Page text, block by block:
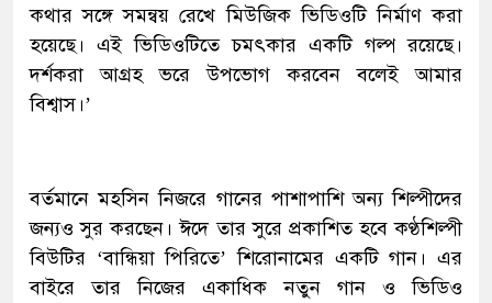
কথার সঙ্গে সমন্বয় রেখে মিউজিক ভিডিওটি নির্মাণ করা
হয়েছে। এই ভিডিওটিতে চমৎকার একটি গল্প রয়েছে।
দর্শকরা আগ্রহ ভরে উপভোগ করবেন বলেই আমার
বিশ্বাস।’
বর্তমানে মহসিন নিজরে গানের পাশাপাশি অন্য শিল্পীদের
জন্যও সুর করছেন। ঈদে তার সুরে প্রকাশিত হবে কণ্ঠশিল্পী
বিউটির ‘বান্ধিয়া পিরিতে’ শিরোনামের একটি গান। এর
বাইরে তার নিজের একাধিক নতুন গান ও ভিডিও